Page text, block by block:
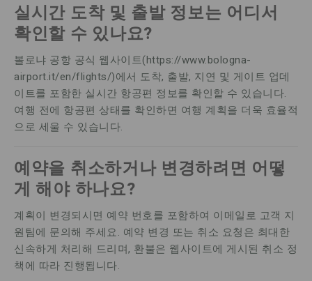
실시간 도착 및 출발 정보는 어디서
확인할 수 있나요?
볼로냐 공항 공식 웹사이트(https://www.bologna-
airport.it/en/flights/)에서 도착, 출발, 지연 및 게이트 업데
이트를 포함한 실시간 항공편 정보를 확인할 수 있습니다.
여행 전에 항공편 상태를 확인하면 여행 계획을 더욱 효율적
으로 세울 수 있습니다.
예약을 취소하거나 변경하려면 어떻
게 해야 하나요?
계획이 변경되시면 예약 번호를 포함하여 이메일로 고객 지
원팀에 문의해 주세요. 예약 변경 또는 취소 요청은 최대한
신속하게 처리해 드리며, 환불은 웹사이트에 게시된 취소 정
책에 따라 진행됩니다.